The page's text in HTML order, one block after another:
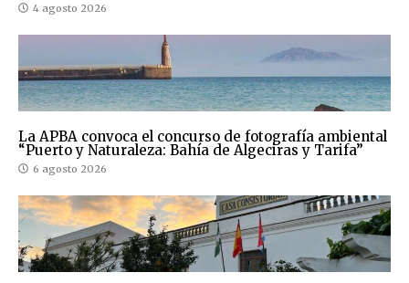
4 agosto 2026
La APBA convoca el concurso de fotografía ambiental
“Puerto y Naturaleza: Bahía de Algeciras y Tarifa”
6 agosto 2026